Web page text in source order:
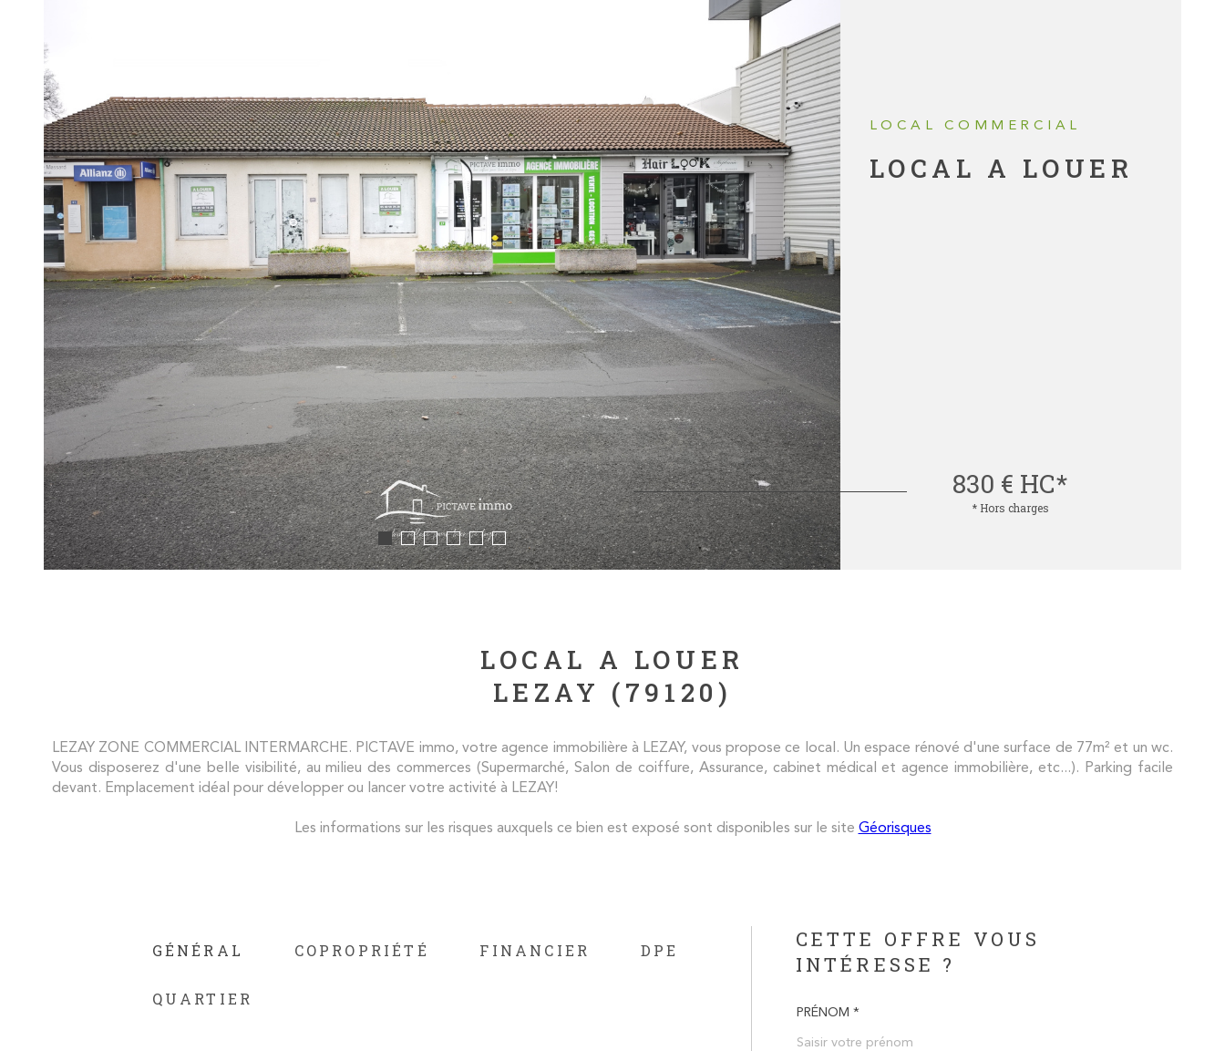
LOCAL COMMERCIAL
LOCAL A LOUER
830 € HC*
* Hors charges
LOCAL A LOUER
LEZAY (79120)
LEZAY ZONE COMMERCIAL INTERMARCHE. PICTAVE immo, votre agence immobilière à LEZAY, vous propose ce local. Un espace rénové d'une surface de 77m² et un wc.
Vous disposerez d'une belle visibilité, au milieu des commerces (Supermarché, Salon de coiffure, Assurance, cabinet médical et agence immobilière, etc...). Parking facile
devant. Emplacement idéal pour développer ou lancer votre activité à LEZAY!
Les informations sur les risques auxquels ce bien est exposé sont disponibles sur le site Géorisques
GÉNÉRAL COPROPRIÉTÉ FINANCIER DPE
QUARTIER
CETTE OFFRE VOUS
INTÉRESSE ?
PRÉNOM *